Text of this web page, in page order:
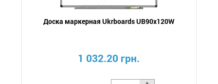
Доска маркерная Ukrboards UB90x120W
1 032.20 грн.